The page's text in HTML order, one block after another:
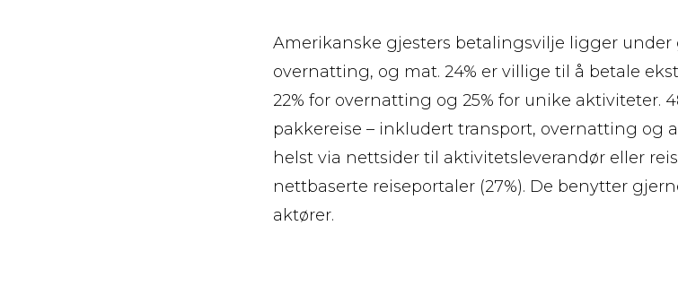
Amerikanske gjesters betalingsvilje ligger
overnatting, og mat. 24% er villige til å betale
22% for overnatting og 25% for unike aktiviteter.
pakkereise – inkludert transport, overnatting og
helst via nettsider til aktivitetsleverandør eller
nettbaserte reiseportaler (27%). De benytter
aktører.